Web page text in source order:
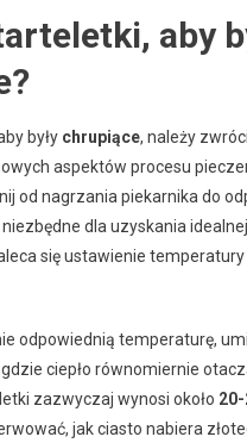
aby
były chrupiące, należy
aspektów procesu
od nagrzania piekarnika do
dla uzyskania
się ustawienie temperatury
odpowiednią temperaturę,
ciepło równomiernie
zazwyczaj wynosi około
jak ciasto nabiera